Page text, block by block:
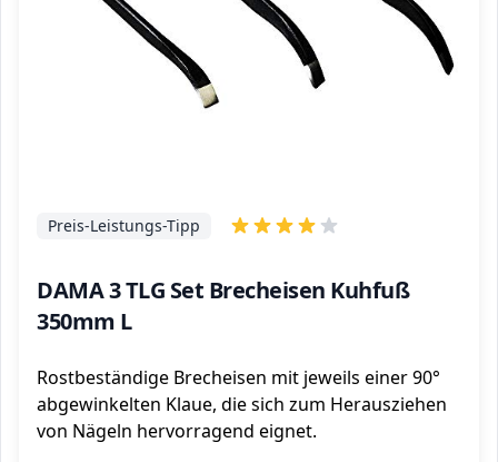
DAMA 3 TLG Set Brecheisen Kuhfuß
350mm L
Preis-Leistungs-Tipp
Rostbeständige Brecheisen mit jeweils einer 90°
abgewinkelten Klaue, die sich zum Herausziehen
von Nägeln hervorragend eignet.